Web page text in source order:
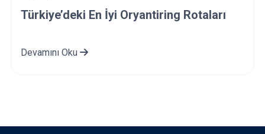
Türkiye’deki En İyi Oryantiring Rotaları
Devamını Oku